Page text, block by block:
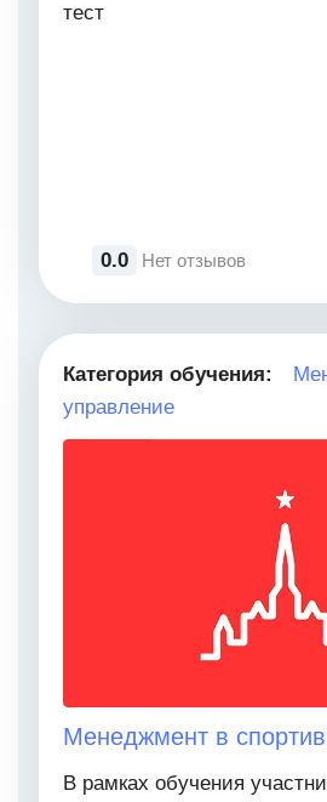
тест
0.0 Нет отзывов
Категория обучения:
управление
Менеджмент в
В рамках обучения